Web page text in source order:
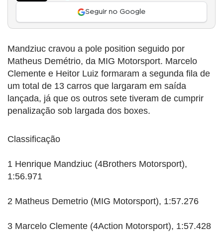
Seguir no Google
Mandziuc cravou a pole position seguido por
Matheus Demétrio, da MIG Motorsport. Marcelo
Clemente e Heitor Luiz formaram a segunda fila de
um total de 13 carros que largaram em saída
lançada, já que os outros sete tiveram de cumprir
penalização sob largada dos boxes.
Classificação
1 Henrique Mandziuc (4Brothers Motorsport),
1:56.971
2 Matheus Demetrio (MIG Motorsport), 1:57.276
3 Marcelo Clemente (4Action Motorsport), 1:57.428